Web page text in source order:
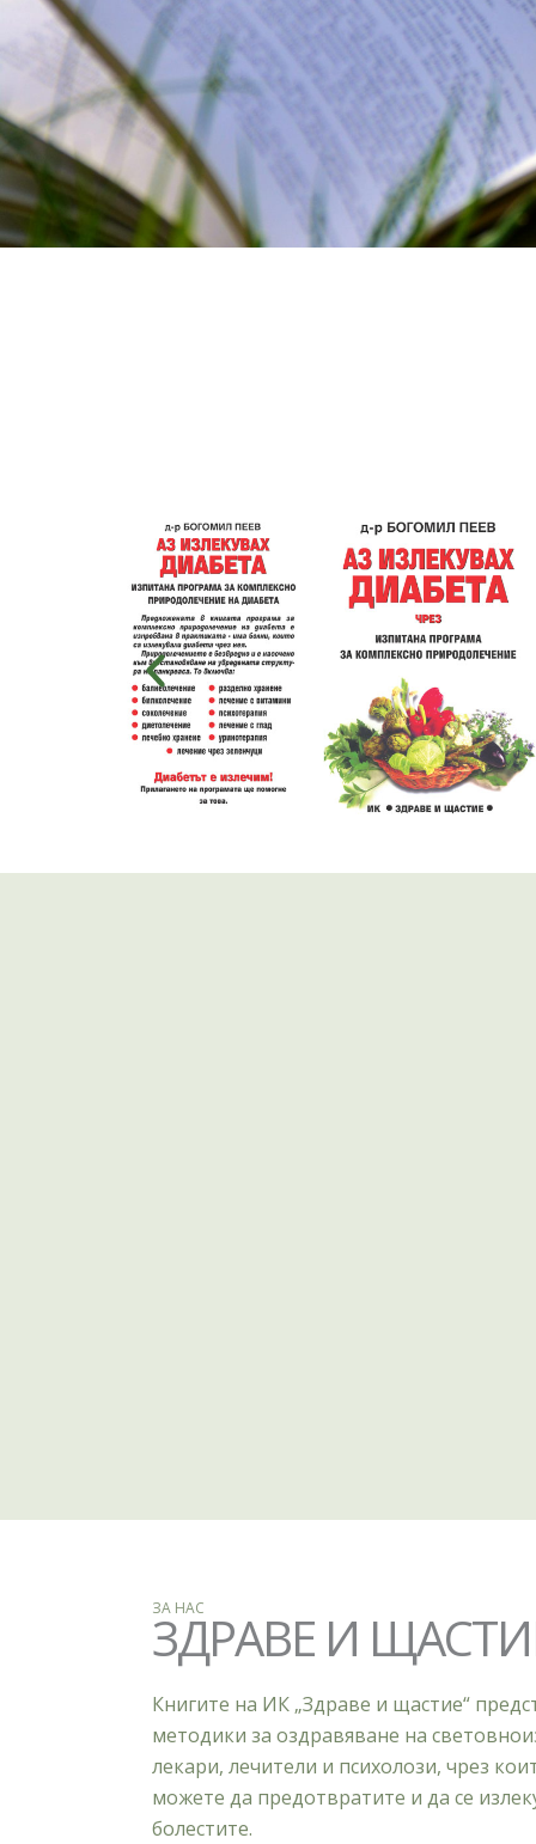
ЗА НАС
ЗДРАВЕ И
Книгите на ИК „Здраве и щастие“
методики за оздравяване на
лекари, лечители и психолози, чрез
можете да предотвратите и да се
болестите.